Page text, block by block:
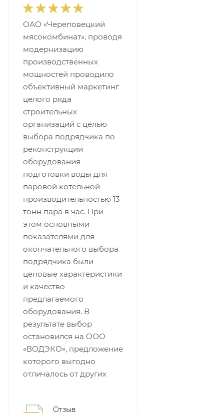
ОАО «Череповецкий
мясокомбинат», проводя
модернизацию
производственных
мощностей проводило
объективный маркетинг
целого ряда
строительных
организаций с целью
выбора подрядчика по
реконструкции
оборудования
подготовки воды для
паровой котельной
производительностью 13
тонн пара в час. При
этом основными
показателями для
окончательного выбора
подрядчика были
ценовые характеристики
и качество
предлагаемого
оборудования. В
результате выбор
остановился на ООО
«ВОДЭКО», предложение
которого выгодно
отличалось от других
Отзыв